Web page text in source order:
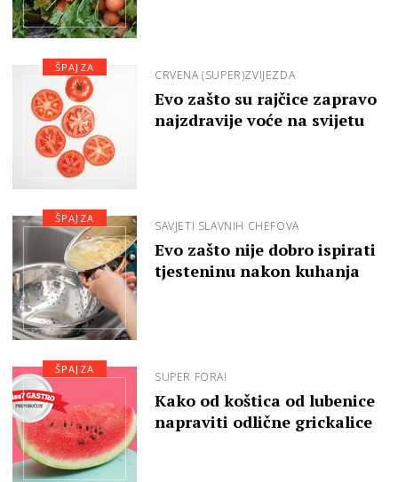
CRVENA (SUPER)ZVIJEZDA
Evo zašto su rajčice zapravo
najzdravije voće na svijetu
ŠPAJZA
SAVJETI SLAVNIH CHEFOVA
Evo zašto nije dobro ispirati
tjesteninu nakon kuhanja
ŠPAJZA
SUPER FORA!
Kako od koštica od lubenice
napraviti odlične grickalice
ŠPAJZA